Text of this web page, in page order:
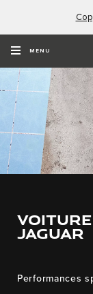
MENU
JAGUAR
Performances